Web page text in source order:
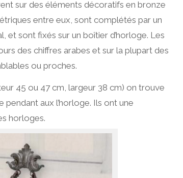
sur des éléments décoratifs en bronze
entre eux, sont complétés par un
et sont fixés sur un boîtier d’horloge. Les
des chiffres arabes et sur la plupart des
ou proches.
45 ou 47 cm, largeur 38 cm) on trouve
aux l’horloge. Ils ont une
horloges.